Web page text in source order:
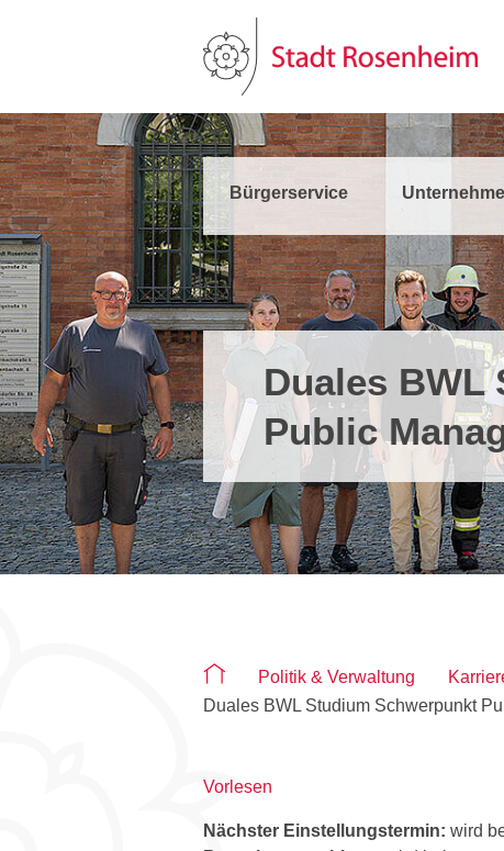
Bürgerservice
Duales
Public
Sie befinden sich auf der Seite
Politik & Verwaltung
Duales BWL Studium Schwerpunkt
Vorlesen
Nächster Einstellungstermin: wird